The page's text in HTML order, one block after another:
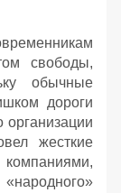
свободы,
обычные
дороги
организации
жесткие